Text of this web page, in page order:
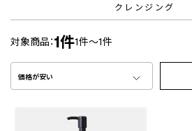
クレンジング
対象商品：1件1件～1件
価格が安い